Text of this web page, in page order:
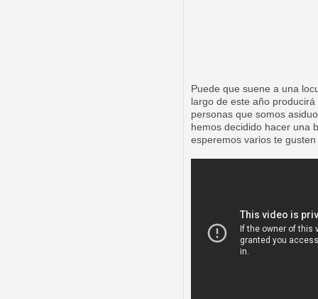
Puede que suene a una
largo de este año
personas que somos
hemos decidido hacer una
esperemos varios te